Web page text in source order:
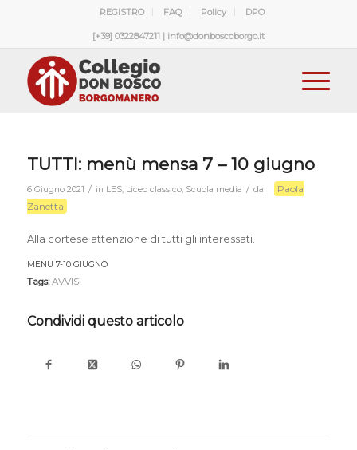
REGISTRO FAQ Policy DPO
[+39] 0322847211 | info@donboscoborgo.it
TUTTI: menù mensa 7 – 10 giugno
6 Giugno 2021 / in LES, Liceo classico, Scuola media / da
Paola
Zanetta
Alla cortese attenzione di tutti gli interessati.
MENU 7-10 GIUGNO
Tags: AVVISI
Condividi questo articolo